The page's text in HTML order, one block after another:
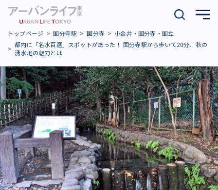
トップページ 国分寺駅 国分寺
小金井・国分寺・国立
都内に「名水百選」スポットがあった！ 国分寺駅から歩いて20分、秋の
湧水地の魅力とは